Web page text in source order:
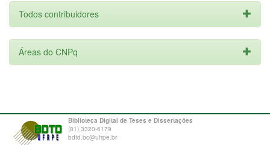
Todos contribuidores
Áreas do CNPq
Biblioteca Digital de Teses e Dissertações
(81) 3320-6179
bdtd.bc@ufrpe.br